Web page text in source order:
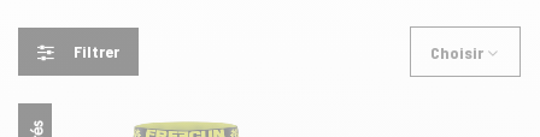
Filtrer Choisir